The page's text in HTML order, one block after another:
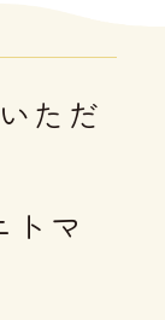
ただ
トマ